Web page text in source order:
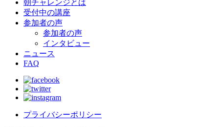
朝チャレンジとは
受付中の講座
参加者の声
参加者の声
インタビュー
ニュース
FAQ
プライバシーポリシー